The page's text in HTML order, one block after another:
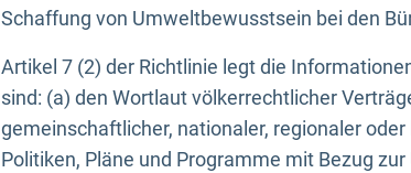
Schaffung von Umweltbewusstsein bei den
Artikel 7 (2) der Richtlinie legt die
sind: (a) den Wortlaut völkerrechtlicher
gemeinschaftlicher, nationaler, regionaler
Politiken, Pläne und Programme mit Bezug